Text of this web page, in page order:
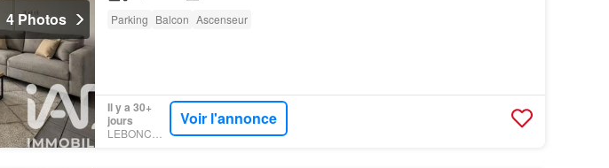
4 Photos
Parking Balcon Ascenseur
Il y a 30+
jours
LEBONCOIN
Voir l'annonce